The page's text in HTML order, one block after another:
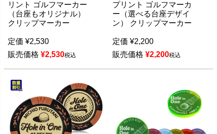
リント ゴルフマーカー
（台座もオリジナル）
クリップマーカー
定価 ¥2,530
販売価格 ¥2,530税込
プリント ゴルフマーカ
ー（選べる台座デザイ
ン） クリップマーカー
定価 ¥2,200
販売価格 ¥2,200税込